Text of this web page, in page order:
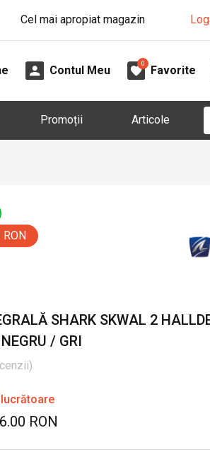
Cel mai apropiat magazin
Contul Meu
0
Favorite
Promoții Articole
SHARK SKWAL 2
/ GRI
)
RON